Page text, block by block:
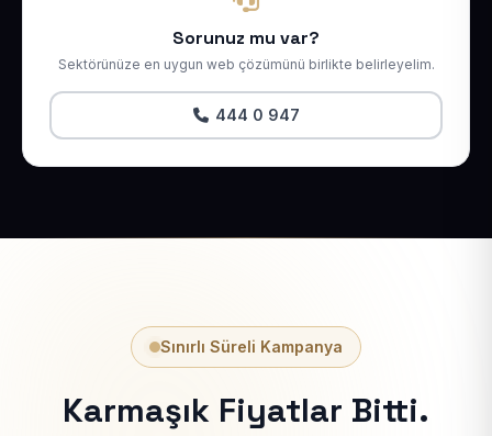
Sorunuz mu var?
Sektörünüze en uygun web çözümünü birlikte belirleyelim.
444 0 947
Sınırlı Süreli Kampanya
Karmaşık Fiyatlar Bitti.